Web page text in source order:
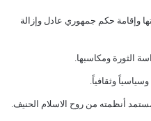
ميليشيات الحوثي وما زالت
مستمرة فيما
ﻭﺇﻗﺎﻣﺔ ﺣﻜﻢ ﺟﻤﻬﻮﺭﻱ ﻋﺎﺩﻝ ﻭﺇﺯﺍﻟﺔ
ﺍﻟﺜﻮﺭﺓ ﻭﻣﻜﺎﺳﺒﻬﺎ.
ﻭﺛﻘﺎﻓﻴﺎً.
ﺃﻧﻈﻤﺘﻪ ﻣﻦ ﺭﻭﺡ ﺍﻻﺳﻼﻡ ﺍﻟﺤﻨﻴﻒ.